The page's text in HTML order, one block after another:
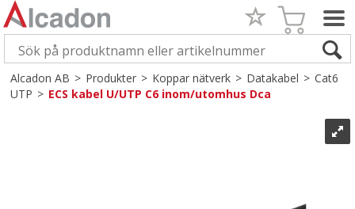
Alcadon AB>Produkter>Koppar nätverk>Datakabel>Cat6
UTP>ECS kabel U/UTP C6 inom/utomhus Dca